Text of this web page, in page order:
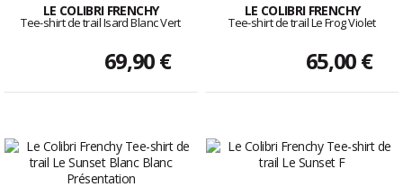
LE COLIBRI FRENCHY
Tee-shirt de trail Isard Blanc Vert
69,90 €
LE COLIBRI FRENCHY
Tee-shirt de trail Le Frog Violet
65,00 €